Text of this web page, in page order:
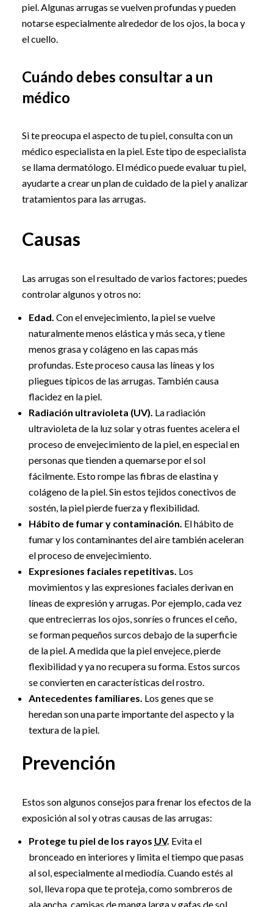
piel. Algunas arrugas se vuelven profundas y pueden
notarse especialmente alrededor de los ojos, la boca y
el cuello.
Cuándo debes consultar a un
médico
Si te preocupa el aspecto de tu piel, consulta con un
médico especialista en la piel. Este tipo de especialista
se llama dermatólogo. El médico puede evaluar tu piel,
ayudarte a crear un plan de cuidado de la piel y analizar
tratamientos para las arrugas.
Causas
Las arrugas son el resultado de varios factores; puedes
controlar algunos y otros no:
Edad. Con el envejecimiento, la piel se vuelve
naturalmente menos elástica y más seca, y tiene
menos grasa y colágeno en las capas más
profundas. Este proceso causa las líneas y los
pliegues típicos de las arrugas. También causa
flacidez en la piel.
Radiación ultravioleta (UV). La radiación
ultravioleta de la luz solar y otras fuentes acelera el
proceso de envejecimiento de la piel, en especial en
personas que tienden a quemarse por el sol
fácilmente. Esto rompe las fibras de elastina y
colágeno de la piel. Sin estos tejidos conectivos de
sostén, la piel pierde fuerza y flexibilidad.
Hábito de fumar y contaminación. El hábito de
fumar y los contaminantes del aire también aceleran
el proceso de envejecimiento.
Expresiones faciales repetitivas. Los
movimientos y las expresiones faciales derivan en
líneas de expresión y arrugas. Por ejemplo, cada vez
que entrecierras los ojos, sonríes o frunces el ceño,
se forman pequeños surcos debajo de la superficie
de la piel. A medida que la piel envejece, pierde
flexibilidad y ya no recupera su forma. Estos surcos
se convierten en características del rostro.
Antecedentes familiares. Los genes que se
heredan son una parte importante del aspecto y la
textura de la piel.
Prevención
Estos son algunos consejos para frenar los efectos de la
exposición al sol y otras causas de las arrugas:
Protege tu piel de los rayos UV. Evita el
bronceado en interiores y limita el tiempo que pasas
al sol, especialmente al mediodía. Cuando estés al
sol, lleva ropa que te proteja, como sombreros de
ala ancha, camisas de manga larga y gafas de sol.